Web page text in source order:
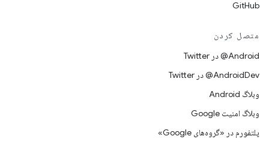
GitHub
متصل کردن
Android@ در Twitter
AndroidDev@ در Twitter
وبلاگ Android
وبلاگ امنیت Google
پلتفورم در «گروه‌های Google»